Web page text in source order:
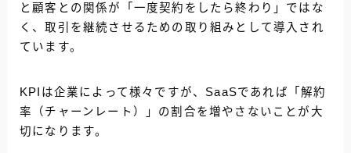
と顧客との関係が「一度契約をしたら終わり」ではな
く、取引を継続させるための取り組みとして導入され
ています。
KPIは企業によって様々ですが、 SaaSであれば「解約
率（チャーンレート）」 の割合を増やさないことが大
切になります。